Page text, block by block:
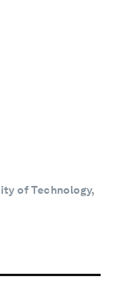
of Technology,